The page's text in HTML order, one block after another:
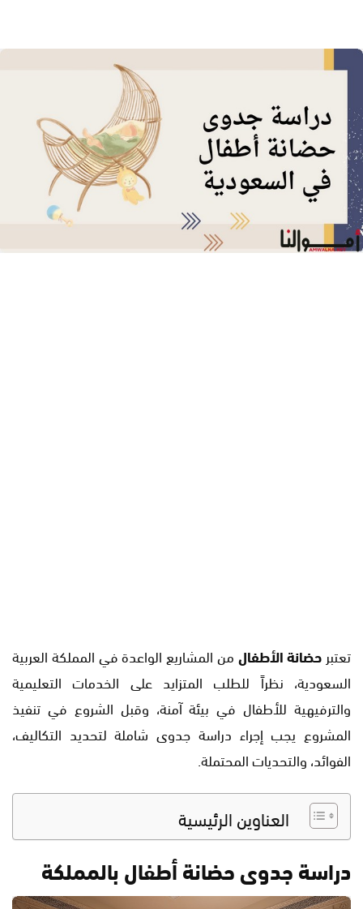
تعتبر حضانة الأطفالمن المشاريع الواعدة في المملكة العربية
السعودية، نظراً للطلب المتزايد على الخدمات التعليمية
والترفيهية للأطفال في بيئة آمنة، وقبل الشروع في تنفيذ
المشروع يجب إجراء دراسة جدوى شاملة لتحديد التكاليف،
الفوائد، والتحديات المحتملة.
العناوين الرئيسية
دراسة جدوى حضانة أطفال بالمملكة